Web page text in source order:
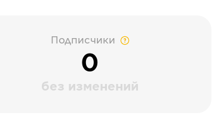
Подписчики
0
без изменений